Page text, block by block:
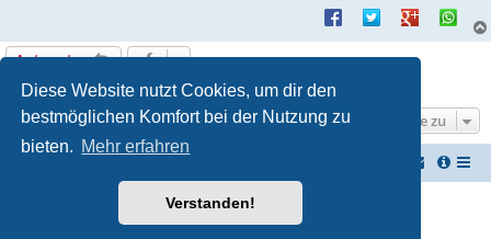
Diese Website nutzt Cookies, um dir den
bestmöglichen Komfort bei der Nutzung zu
bieten. Mehr erfahren
Verstanden!
Antworten
1 Beitrag • Seite1von 1
Gehe zu
Powered byphpBB® Forum Software © phpBB Limited
phpBB.de